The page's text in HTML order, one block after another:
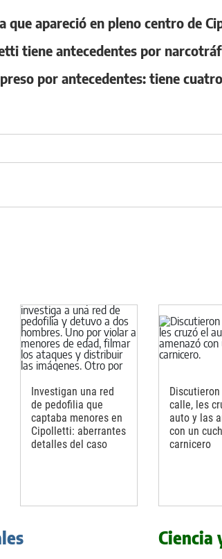
que apareció en pleno centro de
tiene antecedentes por
por antecedentes: tiene
Investigan una red
de pedofilia que
captaba menores en
Cipolletti: aberrantes
detalles del caso
calle, les
auto y las
con un
carnicero
Ciencia